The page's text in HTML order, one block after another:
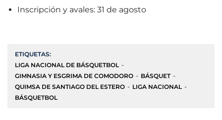
Inscripción y avales: 31 de agosto
ETIQUETAS:
LIGA NACIONAL DE BÁSQUETBOL
GIMNASIA Y ESGRIMA DE COMODORO
BÁSQUET
QUIMSA DE SANTIAGO DEL ESTERO
LIGA NACIONAL
BÁSQUETBOL